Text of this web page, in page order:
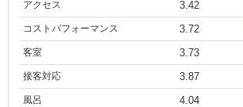
アクセス 3.42
コストパフォーマンス 3.72
客室 3.73
接客対応 3.87
風呂 4.04